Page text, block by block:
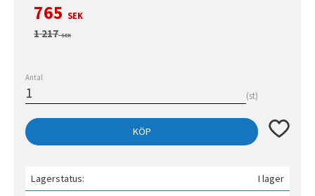
Nedsatt pris:
765 SEK
Ordinarie pris:
1 217SEK
Antal
st
KÖP Lägg till
Lagerstatus
I lager